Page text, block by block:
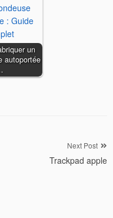
un
autoportée
Next Post
Trackpad apple